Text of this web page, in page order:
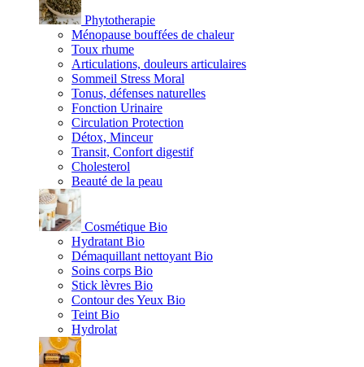
Phytotherapie
Ménopause bouffées de chaleur
Toux rhume
Articulations, douleurs articulaires
Sommeil Stress Moral
Tonus, défenses naturelles
Fonction Urinaire
Circulation Protection
Détox, Minceur
Transit, Confort digestif
Cholesterol
Beauté de la peau
Cosmétique Bio
Hydratant Bio
Démaquillant nettoyant Bio
Soins corps Bio
Stick lèvres Bio
Contour des Yeux Bio
Teint Bio
Hydrolat